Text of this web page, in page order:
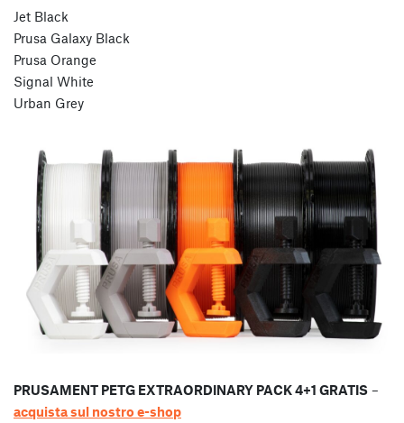
Jet Black
Prusa Galaxy Black
Prusa Orange
Signal White
Urban Grey
PRUSAMENT PETG EXTRAORDINARY PACK 4+1 GRATIS –
acquista sul nostro e-shop